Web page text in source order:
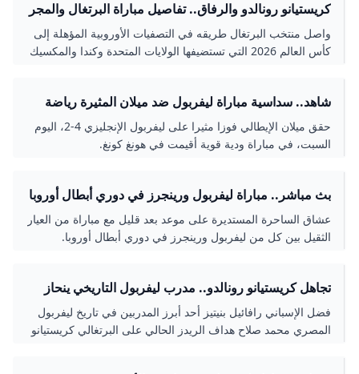
كريستيانو رونالدو والرفاق.. تفاصيل مباراة البرتغال والمجر
في تصفيات كأس العالم 2026 الصباح العربي
واصل منتخب البرتغال طريقه في التصفيات الأوروبية المؤهلة إلى
كأس العالم 2026 التي تستضيفها الولايات المتحدة وكندا والمكسيك
شاهد.. سداسية مباراة ليفربول ضد ميلان المثيرة رياضة
الجزيرة نت
حقق ميلان الإيطالي فوزا مثيرا على ليفربول الإنجليزي 4-2، اليوم
السبت، في مباراة ودية قوية أقيمت في هونغ كونغ.
بث مباشر.. مباراة ليفربول ورينجرز في دوري أبطال أوروبا
عشاق الساحرة المستديرة على موعد بعد قليل مع مباراة من العيار
الثقيل بين كل من ليفربول ورينجرز في دوري أبطال أوروبا.
تجاهل كريستيانو رونالدو.. مدرب ليفربول التاريخي ينحاز
لمحمد صلاح رياضة الزمان
فضل الإسباني رافائيل بنيتيز أحد أبرز المدربين في تاريخ ليفربول
المصري محمد صلاح هداف الريدز الحالي على البرتغالي كريستيانو